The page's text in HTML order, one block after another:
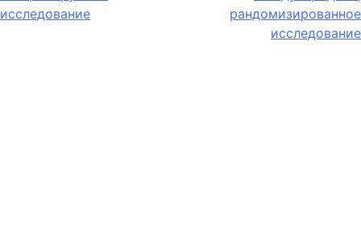
исследование
рандомизированное
исследование